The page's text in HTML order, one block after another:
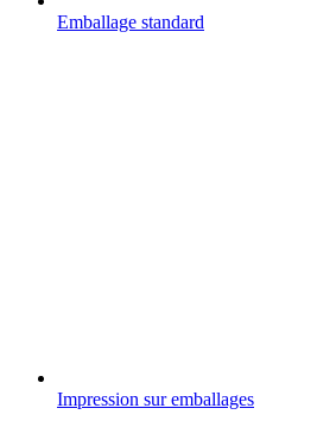
Emballage standard
Impression sur emballages